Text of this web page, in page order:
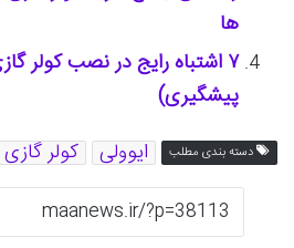
ها
۷ اشتباه رایج در نصب کولر
پیشگیری)
دسته بندی مطلب ایوولی کولر گازی